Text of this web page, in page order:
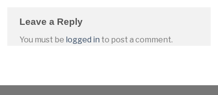
Leave a Reply
You must be logged in to post a comment.